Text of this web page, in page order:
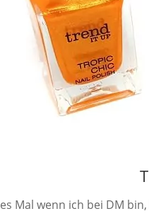
Mal wenn ich bei DM